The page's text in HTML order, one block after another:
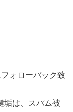
ォローバック致
垢は、スパム被